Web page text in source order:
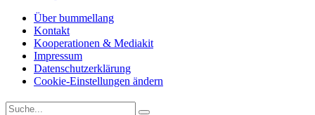
Über bummellang
Kontakt
Kooperationen & Mediakit
Impressum
Datenschutzerklärung
Cookie-Einstellungen ändern